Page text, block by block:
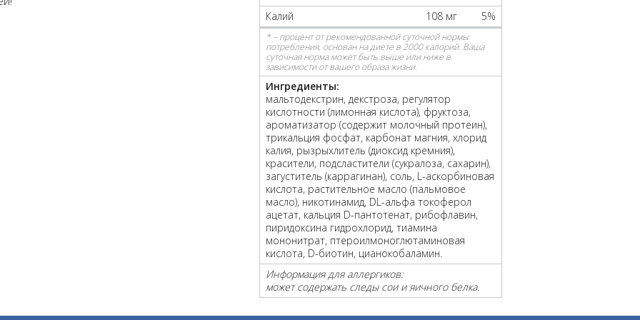
Калий
108 мг 5%
* – процент от рекомендованной суточной нормы
потребления, основан на диете в 2000 калорий. Ваша
суточная норма может быть выше или ниже в
зависимости от вашего образа жизни.
Ингредиенты:
мальтодекстрин, декстроза, регулятор
кислотности (лимонная кислота), фруктоза,
ароматизатор (содержит молочный протеин),
трикальция фосфат, карбонат магния, хлорид
калия, рызрыхлитель (диоксид кремния),
красители, подсластители (сукралоза, сахарин),
загуститель (каррагинан), соль, L-аскорбиновая
кислота, растительное масло (пальмовое
масло), никотинамид, DL-альфа токоферол
ацетат, кальция D-пантотенат, рибофлавин,
пиридоксина гидрохлорид, тиамина
мононитрат, птероилмоноглютаминовая
кислота, D-биотин, цианокобаламин.
Информация для аллергиков:
может содержать следы сои и яичного белка.